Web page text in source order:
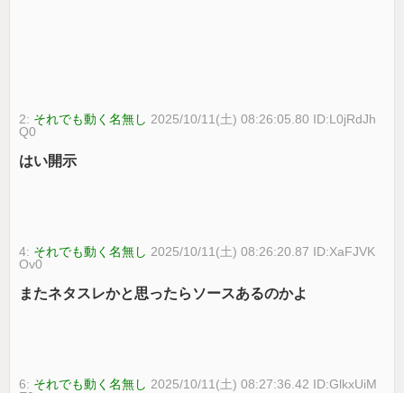
2: それでも動く名無し 2025/10/11(土) 08:26:05.80 ID:L0jRdJh
Q0
はい開示
4: それでも動く名無し 2025/10/11(土) 08:26:20.87 ID:XaFJVK
Ov0
またネタスレかと思ったらソースあるのかよ
6: それでも動く名無し 2025/10/11(土) 08:27:36.42 ID:GlkxUiM